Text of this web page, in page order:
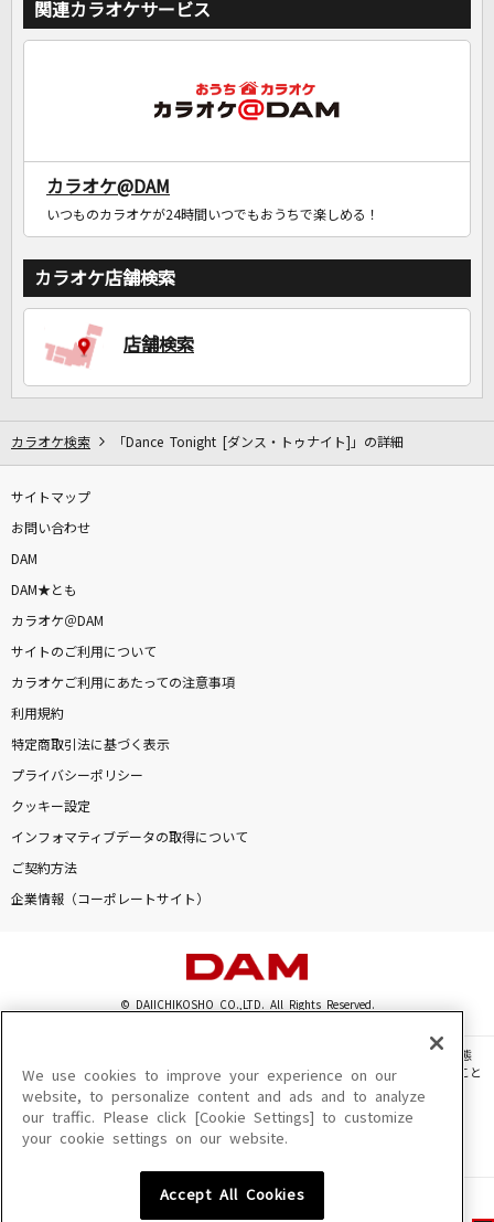
関連カラオケサービス
カラオケ@DAM
いつものカラオケが24時間いつでもおうちで楽しめる！
カラオケ店舗検索
店舗検索
カラオケ検索 「Dance Tonight [ダンス・トゥナイト]」の詳細
サイトマップ
お問い合わせ
DAM
DAM★とも
カラオケ＠DAM
サイトのご利用について
カラオケご利用にあたっての注意事項
利用規約
特定商取引法に基づく表示
プライバシーポリシー
クッキー設定
インフォマティブデータの取得について
ご契約方法
企業情報（コーポレートサイト）
© DAIICHIKOSHO CO.,LTD. All Rights Reserved.
このサイトに掲載されている一切の文章・画像・写真・動画・音声等を、手段や形態
を問わず、著作権法の定める範囲を超えて無断で複製、転載、ファイル化などすること
を禁じます。
楽曲及びコンテンツは、機種によりご利用いただけない場合があります。
楽曲及びコンテンツの配信日、配信内容が変更になる場合があります。
We use cookies to improve your experience on our
website, to personalize content and ads and to analyze
our traffic. Please click [Cookie Settings] to customize
your cookie settings on our website.
Accept All Cookies